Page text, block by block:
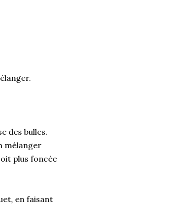
des bulles.
mélanger
plus foncée
en faisant